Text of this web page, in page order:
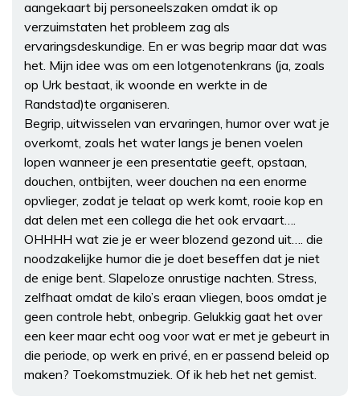
aangekaart bij personeelszaken omdat ik op
verzuimstaten het probleem zag als
ervaringsdeskundige. En er was begrip maar dat was
het. Mijn idee was om een lotgenotenkrans (ja, zoals
op Urk bestaat, ik woonde en werkte in de
Randstad)te organiseren.
Begrip, uitwisselen van ervaringen, humor over wat je
overkomt, zoals het water langs je benen voelen
lopen wanneer je een presentatie geeft, opstaan,
douchen, ontbijten, weer douchen na een enorme
opvlieger, zodat je telaat op werk komt, rooie kop en
dat delen met een collega die het ook ervaart….
OHHHH wat zie je er weer blozend gezond uit…. die
noodzakelijke humor die je doet beseffen dat je niet
de enige bent. Slapeloze onrustige nachten. Stress,
zelfhaat omdat de kilo’s eraan vliegen, boos omdat je
geen controle hebt, onbegrip. Gelukkig gaat het over
een keer maar echt oog voor wat er met je gebeurt in
die periode, op werk en privé, en er passend beleid op
maken? Toekomstmuziek. Of ik heb het net gemist.